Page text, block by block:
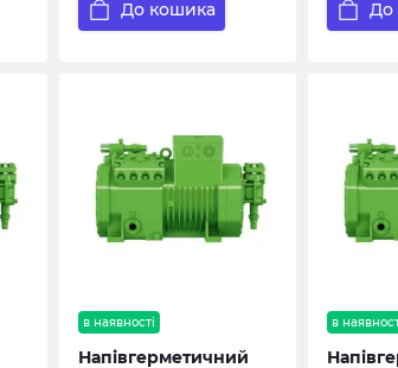
До кошика До
в наявності
Напівгерметичний
в